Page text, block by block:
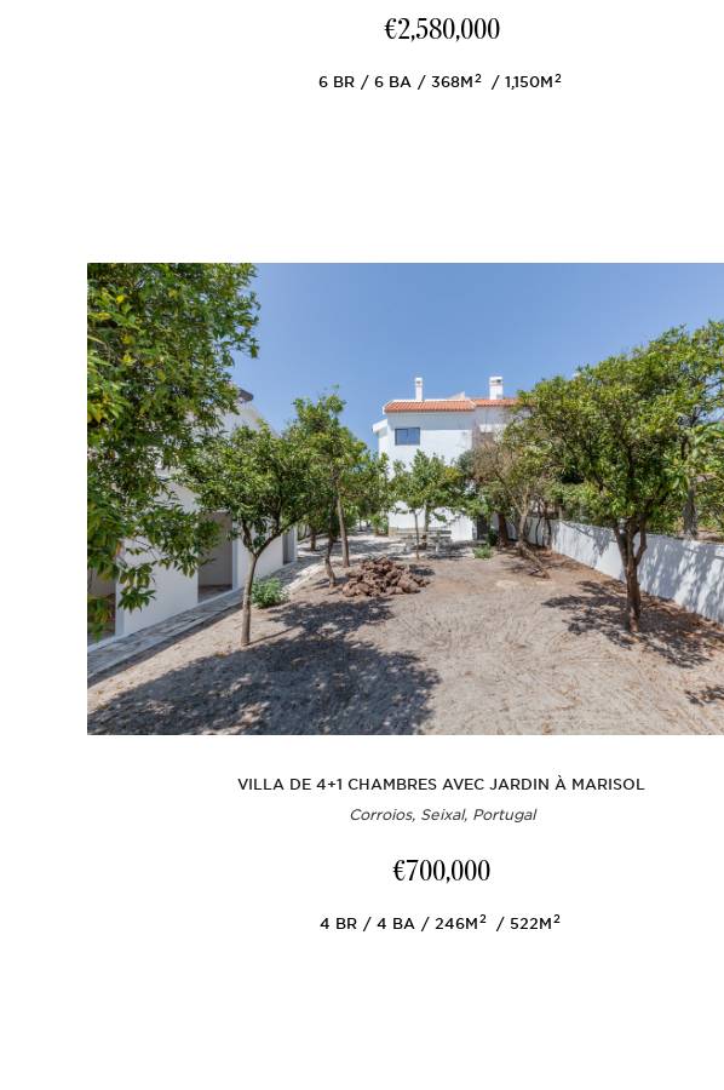
€2,580,000
6BR 6BA 368M2 1,150M2
VILLA DE 4+1 CHAMBRES AVEC JARDIN À MARISOL
Corroios, Seixal, Portugal
€700,000
4 BR 4 BA 246M2 522M2